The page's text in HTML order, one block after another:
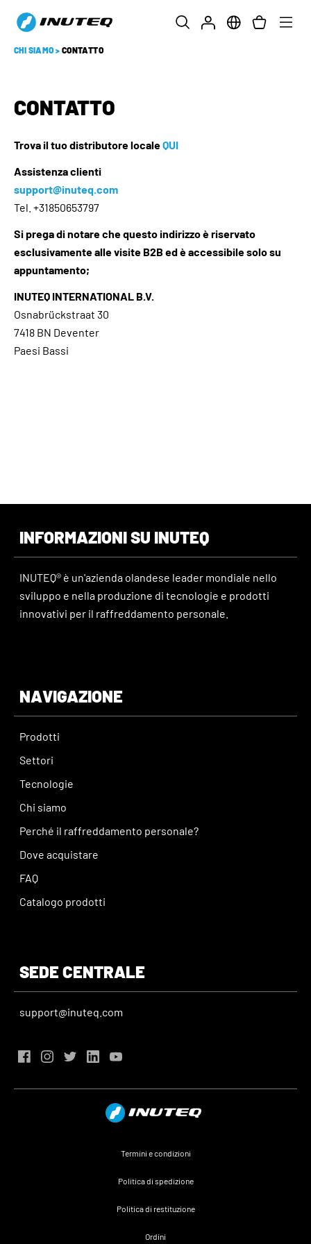
CHI SIAMO > CONTATTO
CONTATTO
Trova il tuo distributore localeQUI
Assistenza clienti
support@inuteq.com
Tel. +31850653797
Si prega di notare che questo indirizzo è riservato
esclusivamente alle visite B2B ed è accessibile solo su
appuntamento;
INUTEQ INTERNATIONAL B.V.
Osnabrückstraat 30
7418 BN Deventer
Paesi Bassi
INFORMAZIONI SU INUTEQ
INUTEQ® è un'azienda olandese leader mondiale nello
sviluppo e nella produzione di tecnologie e prodotti
innovativi per il raffreddamento personale.
NAVIGAZIONE
Prodotti
Settori
Tecnologie
Chi siamo
Perché il raffreddamento personale?
Dove acquistare
FAQ
Catalogo prodotti
SEDE CENTRALE
support@inuteq.com
Termini e condizioni
Politica di spedizione
Politica di restituzione
Ordini